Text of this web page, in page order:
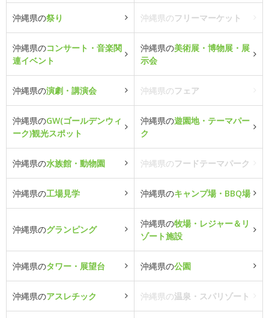
沖縄県の祭り 沖縄県のフリーマーケット
沖縄県のコンサート・音楽関
連イベント
沖縄県の美術展・博物展・展
示会
沖縄県の演劇・講演会 沖縄県のフェア
沖縄県のGW(ゴールデンウィ
ーク)観光スポット
沖縄県の遊園地・テーマパー
ク
沖縄県の水族館・動物園 沖縄県のフードテーマパーク
沖縄県の工場見学 沖縄県のキャンプ場・BBQ場
沖縄県のグランピング
沖縄県の牧場・レジャー＆リ
ゾート施設
沖縄県のタワー・展望台 沖縄県の公園
沖縄県のアスレチック 沖縄県の温泉・スパリゾート